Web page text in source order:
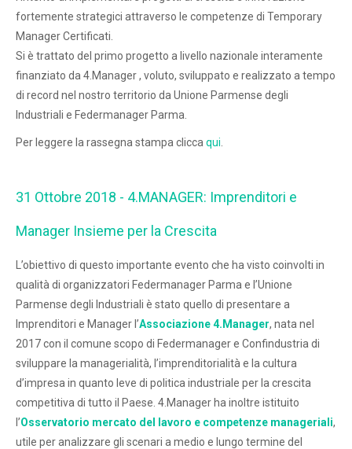
fortemente strategici attraverso le competenze di Temporary
Manager Certificati.
Si è trattato del primo progetto a livello nazionale interamente
finanziato da 4.Manager , voluto, sviluppato e realizzato a tempo
di record nel nostro territorio da Unione Parmense degli
Industriali e Federmanager Parma.
Per leggere la rassegna stampa clicca qui
31 Ottobre 2018 - 4.MANAGER: Imprenditori e
Manager Insieme per la Crescita
L’obiettivo di questo importante evento che ha visto coinvolti in
qualità di organizzatori Federmanager Parma e l’Unione
Parmense degli Industriali è stato quello di presentare a
Imprenditori e Manager l’Associazione 4.Manager, nata nel
2017 con il comune scopo di Federmanager e Confindustria di
sviluppare la managerialità, l’imprenditorialità e la cultura
d’impresa in quanto leve di politica industriale per la crescita
competitiva di tutto il Paese. 4.Manager ha inoltre istituito
l’Osservatorio mercato del lavoro e competenze manageriali,
utile per analizzare gli scenari a medio e lungo termine del